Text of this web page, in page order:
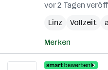
vor 2 Tagen
Linz
Vollzeit
Merken